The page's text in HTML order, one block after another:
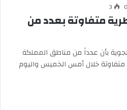
0
3
متفاوتة بعدد من
بأن عدداً من مناطق المملكة
خلال أمس الخميس واليوم